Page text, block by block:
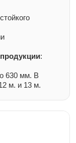
:
630 мм. В
м. и 13 м.